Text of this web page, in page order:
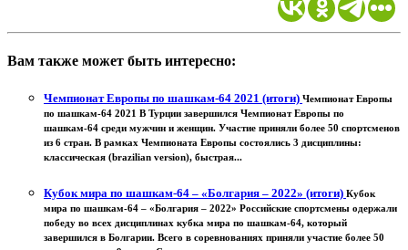
Вам также может быть интересно:
Чемпионат Европы по шашкам-64 2021 (итоги) Чемпионат Европы
по шашкам-64 2021 В Турции завершился Чемпионат Европы по
шашкам-64 среди мужчин и женщин. Участие приняли более 50 спортсменов
из 6 стран. В рамках Чемпионата Европы состоялись 3 дисциплины:
классическая (brazilian version), быстрая...
Кубок мира по шашкам-64 – «Болгария – 2022» (итоги) Кубок
мира по шашкам-64 – «Болгария – 2022» Российские спортсмены одержали
победу во всех дисциплинах кубка мира по шашкам-64, который
завершился в Болгарии. Всего в соревнованиях приняли участие более 50